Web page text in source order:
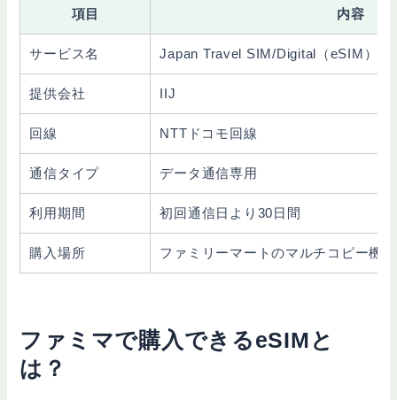
項目 内容
サービス名 Japan Travel SIM/Digital（eSIM）
提供会社 IIJ
回線 NTTドコモ回線
通信タイプ データ通信専用
利用期間 初回通信日より30日間
購入場所 ファミリーマートのマルチコピー機
ファミマで購入できるeSIMと
は？